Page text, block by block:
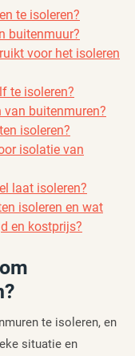
te isoleren?
buitenmuur?
voor het isoleren
te isoleren?
van buitenmuren?
isoleren?
isolatie van
laat isoleren?
isoleren en wat
en kostprijs?
te isoleren, en
situatie en